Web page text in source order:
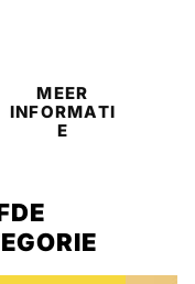
MEER
INFORMATI
E